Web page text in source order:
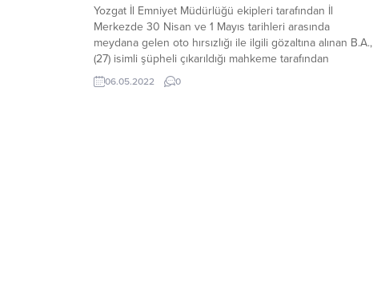
Yozgat İl Emniyet Müdürlüğü ekipleri tarafından İl
Merkezde 30 Nisan ve 1 Mayıs tarihleri arasında
meydana gelen oto hırsızlığı ile ilgili gözaltına alınan B.A.,
(27) isimli şüpheli çıkarıldığı mahkeme tarafından
tutuklanarak cezaevine gönderildi.
06.05.2022 0